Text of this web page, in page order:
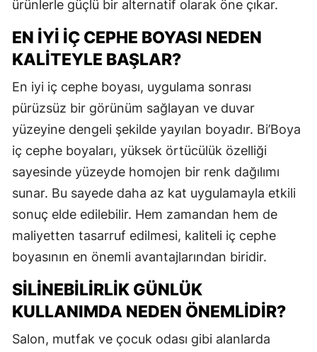
ürünlerle güçlü bir alternatif olarak öne çıkar.
EN İYI İÇ CEPHE BOYASI NEDEN
KALITEYLE BAŞLAR?
En iyi iç cephe boyası, uygulama sonrası
pürüzsüz bir görünüm sağlayan ve duvar
yüzeyine dengeli şekilde yayılan boyadır. Bi’Boya
iç cephe boyaları, yüksek örtücülük özelliği
sayesinde yüzeyde homojen bir renk dağılımı
sunar. Bu sayede daha az kat uygulamayla etkili
sonuç elde edilebilir. Hem zamandan hem de
maliyetten tasarruf edilmesi, kaliteli iç cephe
boyasının en önemli avantajlarından biridir.
SILINEBILIRLIK GÜNLÜK
KULLANIMDA NEDEN ÖNEMLIDIR?
Salon, mutfak ve çocuk odası gibi alanlarda